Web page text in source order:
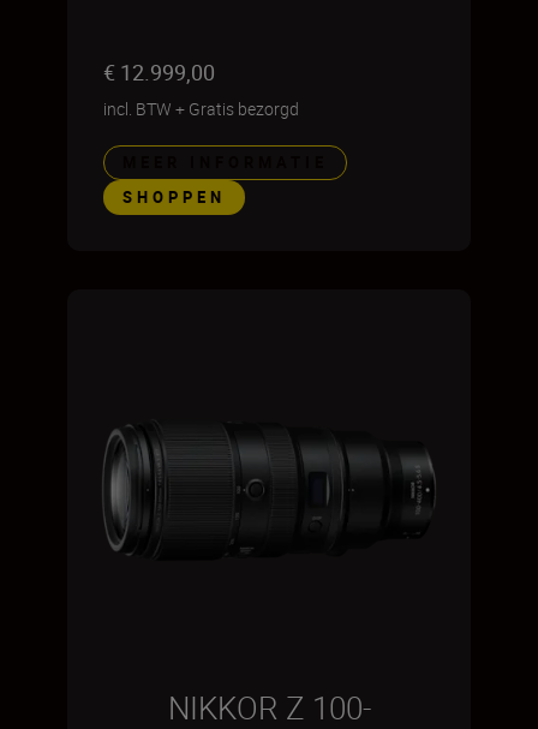
€ 12.999,00
incl. BTW + Gratis bezorgd
SHOPPEN
NIKKOR Z 100-